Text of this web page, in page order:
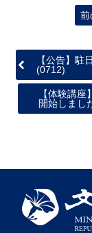
前
【公告】駐
(0712)
【体験講
開始しまし